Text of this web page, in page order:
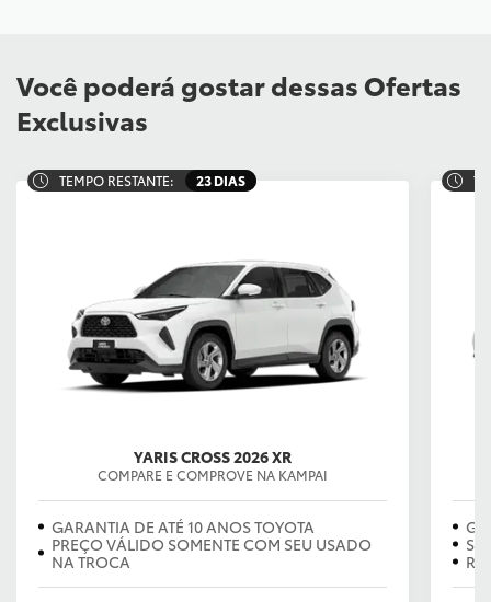
Você poderá gostar dessas Ofertas
Exclusivas
TEMPO RESTANTE: 23 DIAS
YARIS CROSS 2026 XR
COMPARE E COMPROVE NA KAMPAI
GARANTIA DE ATÉ 10 ANOS TOYOTA
PREÇO VÁLIDO SOMENTE COM SEU USADO
NA TROCA